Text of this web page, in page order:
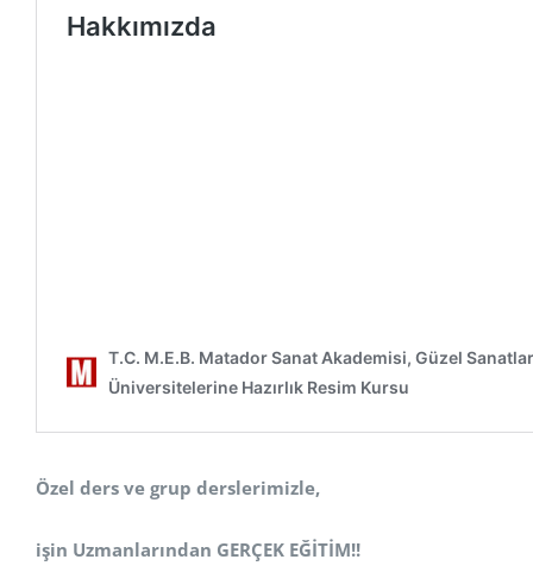
Özel ders ve grup derslerimizle,
işin Uzmanlarından GERÇEK EĞİTİM!!